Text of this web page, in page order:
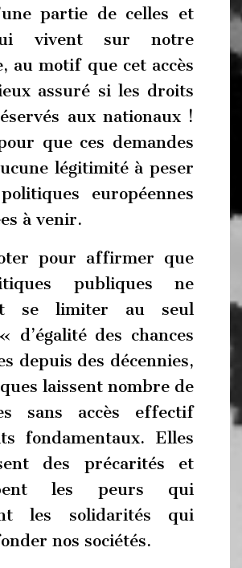
partie de celles et
vivent sur notre
au motif que cet accès
assuré si les droits
aux nationaux !
que ces demandes
légitimité à peser
européennes
à venir.
pour affirmer que
publiques ne
se limiter au seul
d’égalité des chances
depuis des décennies,
laissent nombre de
sans accès effectif
fondamentaux. Elles
des précarités et
les peurs qui
les solidarités qui
nos sociétés.